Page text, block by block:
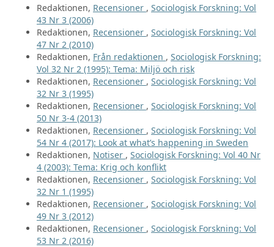
Redaktionen, Recensioner , Sociologisk Forskning: Vol
43 Nr 3 (2006)
Redaktionen, Recensioner , Sociologisk Forskning: Vol
47 Nr 2 (2010)
Redaktionen, Från redaktionen , Sociologisk Forskning:
Vol 32 Nr 2 (1995): Tema: Miljö och risk
Redaktionen, Recensioner , Sociologisk Forskning: Vol
32 Nr 3 (1995)
Redaktionen, Recensioner , Sociologisk Forskning: Vol
50 Nr 3-4 (2013)
Redaktionen, Recensioner , Sociologisk Forskning: Vol
54 Nr 4 (2017): Look at what’s happening in Sweden
Redaktionen, Notiser , Sociologisk Forskning: Vol 40 Nr
4 (2003): Tema: Krig och konflikt
Redaktionen, Recensioner , Sociologisk Forskning: Vol
32 Nr 1 (1995)
Redaktionen, Recensioner , Sociologisk Forskning: Vol
49 Nr 3 (2012)
Redaktionen, Recensioner , Sociologisk Forskning: Vol
53 Nr 2 (2016)